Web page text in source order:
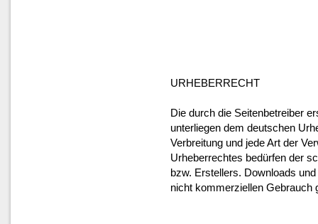
URHEBERRECHT
Die durch die Seitenbetreiber
unterliegen dem deutschen
Verbreitung und jede Art der
Urheberrechtes bedürfen der
bzw. Erstellers. Downloads
nicht kommerziellen Gebrauch